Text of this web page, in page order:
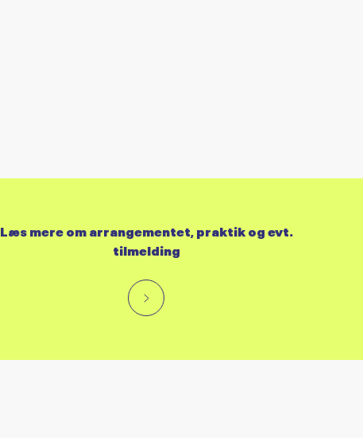
Læs mere om arrangementet, praktik og evt.
tilmelding